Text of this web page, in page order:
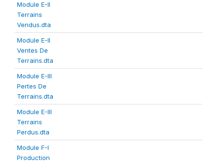
Module E-II
Terrains
Vendus.dta
Module E-II
Ventes De
Terrains.dta
Module E-III
Pertes De
Terrains.dta
Module E-III
Terrains
Perdus.dta
Module F-I
Production